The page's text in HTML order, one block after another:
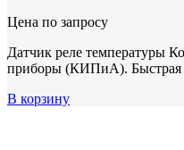
Цена по запросу
Датчик реле температуры
приборы (КИПиА). Быстрая
В корзину